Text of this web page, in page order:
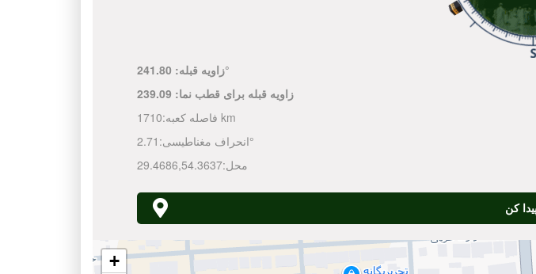
زاویه قبله:241.80°
زاویه قبله برای قطب نما: 239.09
فاصله کعبه: 1710 km
انحراف مغناطیسی:2.71°
محل:
29.4686,54.3637
کن
+